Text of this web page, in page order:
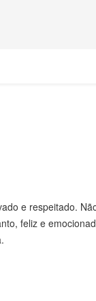
e respeitado.
feliz e